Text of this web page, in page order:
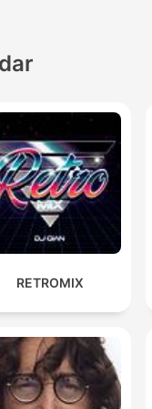
RETROMIX